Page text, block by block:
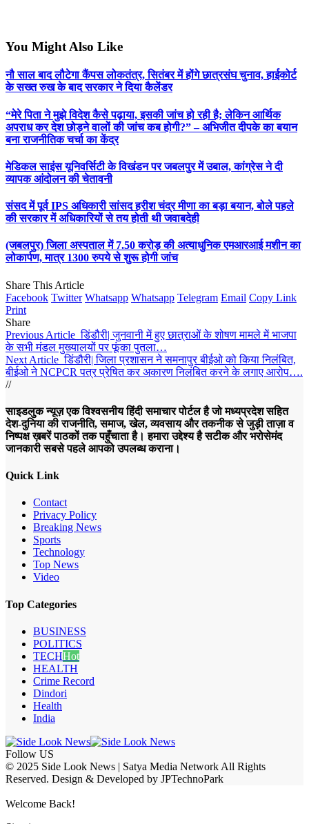
You Might Also Like
नौ साल बाद लौटेगा कैंपस लोकतंत्र, सितंबर में होंगे छात्रसंघ चुनाव, हाईकोर्ट
के सख्त रुख के बाद सरकार ने दिया कैलेंडर
“मेरे पिता ने मुझे विदेश कैसे पढ़ाया, इसकी जांच हो रही है; लेकिन आर्थिक
अपराध कर देश छोड़ने वालों की जांच कब होगी?” – अभिजीत दीपके का बयान
बना राजनीतिक चर्चा का केंद्र
मेडिकल साइंस यूनिवर्सिटी के विखंडन पर जबलपुर में उबाल, कांग्रेस ने दी
व्यापक आंदोलन की चेतावनी
संसद में पूर्व IPS अधिकारी सांसद हरीश चंद्र मीणा का बड़ा बयान, बोले पहले
की सरकार में अधिकारियों से तय होती थी जवाबदेही
(जबलपुर) जिला अस्पताल में 7.50 करोड़ की अत्याधुनिक एमआरआई मशीन का
लोकार्पण, मात्र 1300 रुपये से शुरू होगी जांच
Share This Article
Facebook Twitter Whatsapp Whatsapp Telegram Email Copy Link
Print
Share
Previous Article डिंडौरी| जुनवानी में हुए छात्राओं के शोषण मामले में भाजपा
के सभी मंडल मुख्यालयों पर फूंका पुतला…
Next Article डिंडौरी| जिला प्रशासन ने समनापुर बीईओ को किया निलंबित,
बीईओ ने NCPCR पत्र प्रेषित कर अकारण निलंबित करने के लगाए आरोप….
//
साइडलुक न्यूज़ एक विश्वसनीय हिंदी समाचार पोर्टल है जो मध्यप्रदेश सहित
देश-दुनिया की राजनीति, समाज, खेल, व्यवसाय और तकनीक से जुड़ी ताज़ा व
निष्पक्ष ख़बरें पाठकों तक पहुँचाता है। हमारा उद्देश्य है सटीक और भरोसेमंद
जानकारी सबसे पहले आपको उपलब्ध कराना।
Quick Link
Contact
Privacy Policy
Breaking News
Sports
Technology
Top News
Video
Top Categories
BUSINESS
POLITICS
TECHHot
HEALTH
Crime Record
Dindori
Health
India
Follow US
© 2025 Side Look News | Satya Media Network All Rights
Reserved. Design & Developed by JPTechnoPark
Welcome Back!